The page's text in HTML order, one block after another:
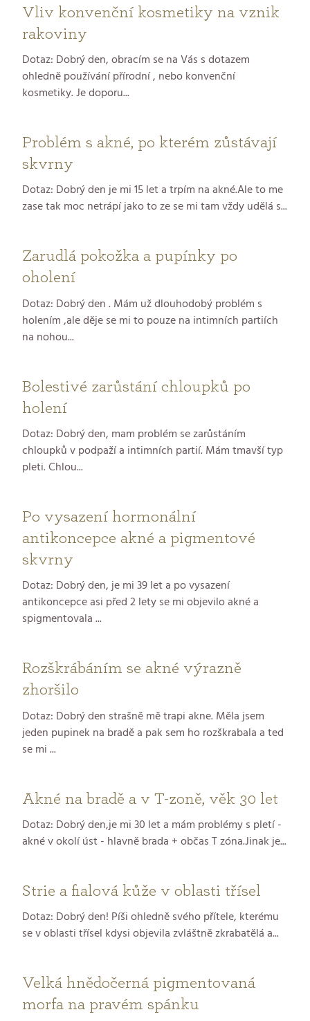
Vliv konvenční kosmetiky na vznik
rakoviny
Dotaz: Dobrý den, obracím se na Vás s dotazem
ohledně používání přírodní , nebo konvenční
kosmetiky. Je doporu...
Problém s akné, po kterém zůstávají
skvrny
Dotaz: Dobrý den je mi 15 let a trpím na akné.Ale to me
zase tak moc netrápí jako to ze se mi tam vždy udělá s...
Zarudlá pokožka a pupínky po
oholení
Dotaz: Dobrý den . Mám už dlouhodobý problém s
holením ,ale děje se mi to pouze na intimních partiích
na nohou...
Bolestivé zarůstání chloupků po
holení
Dotaz: Dobrý den, mam problém se zarůstáním
chloupků v podpaží a intimních partií. Mám tmavší typ
pleti. Chlou...
Po vysazení hormonální
antikoncepce akné a pigmentové
skvrny
Dotaz: Dobrý den, je mi 39 let a po vysazení
antikoncepce asi před 2 lety se mi objevilo akné a
spigmentovala ...
Rozškrábáním se akné výrazně
zhoršilo
Dotaz: Dobrý den strašně mě trapi akne. Měla jsem
jeden pupinek na bradě a pak sem ho rozškrabala a ted
se mi ...
Akné na bradě a v T-zoně, věk 30 let
Dotaz: Dobrý den,je mi 30 let a mám problémy s pletí -
akné v okolí úst - hlavně brada + občas T zóna.Jinak je...
Strie a fialová kůže v oblasti třísel
Dotaz: Dobrý den! Píši ohledně svého přítele, kterému
se v oblasti třísel kdysi objevila zvláštně zkrabatělá a...
Velká hnědočerná pigmentovaná
morfa na pravém spánku